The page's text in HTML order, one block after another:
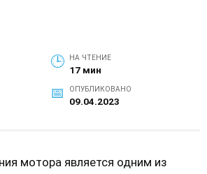
НА ЧТЕНИЕ
17 мин
ОПУБЛИКОВАНО
09.04.2023
мотора является одним из